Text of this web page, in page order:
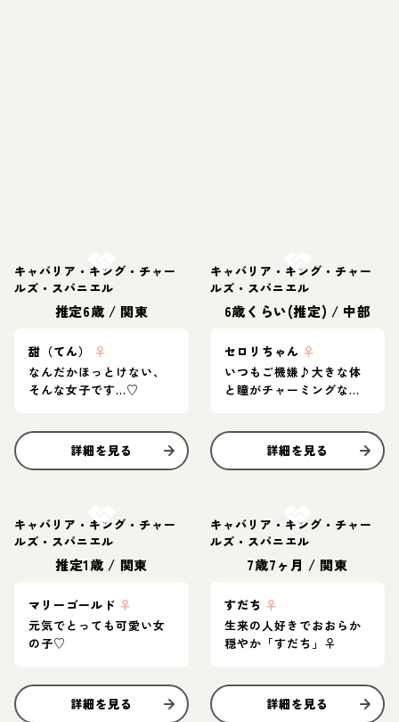
キャバリア・キング・チャー
ルズ・スパニエル
推定6歳 / 関東
甜（てん）
♀
なんだかほっとけない、
そんな女子です…♡
詳細を見る
キャバリア・キング・チャー
ルズ・スパニエル
6歳くらい(推定) / 中部
セロリちゃん ♀
いつもご機嫌♪大きな体
と瞳がチャーミングな女
詳細を見る
キャバリア・キング・チャー
ルズ・スパニエル
推定1歳 / 関東
マリーゴールド ♀
元気でとっても可愛い女
の子♡
詳細を見る
キャバリア・キング・チャー
ルズ・スパニエル
7歳7ヶ月 / 関東
すだち ♀
生来の人好きでおおらか
穏やか「すだち」♀
詳細を見る